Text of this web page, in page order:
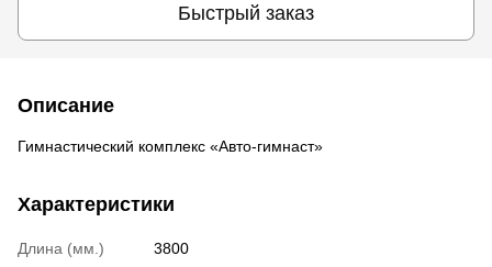
Быстрый заказ
Описание
Гимнастический комплекс «Авто-гимнаст»
Характеристики
Длина (мм.)
3800